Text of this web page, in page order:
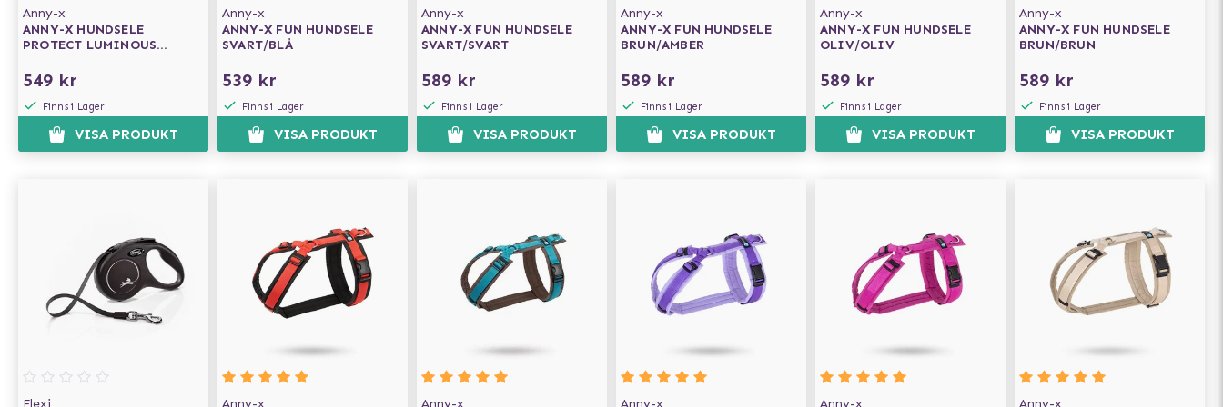
Anny-x
ANNY-X HUNDSELE
PROTECT LUMINOUS
549 kr
Finns i Lager
VISA PRODUKT
Anny-x
ANNY-X FUN HUNDSELE
SVART/BLÅ
539 kr
Finns i Lager
VISA PRODUKT
Anny-x
ANNY-X FUN HUNDSELE
SVART/SVART
589 kr
Finns i Lager
VISA PRODUKT
Anny-x
ANNY-X FUN HUNDSELE
BRUN/AMBER
589 kr
Finns i Lager
VISA PRODUKT
Anny-x
ANNY-X FUN HUNDSELE
OLIV/OLIV
589 kr
Finns i Lager
VISA PRODUKT
Anny-x
ANNY-X FUN HUNDSELE
BRUN/BRUN
589 kr
Finns i Lager
VISA PRODUKT
Flexi Anny-x Anny-x Anny-x Anny-x Anny-x